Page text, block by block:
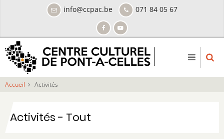
principal
info@ccpac.be 071 84 05 67
Accueil Activités
Activités - Tout